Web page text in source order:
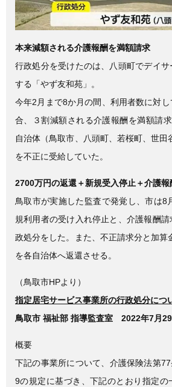
本来減額される介護報酬を満額請求
行政処分を受けたのは、八頭町でデイ
する「やず友和苑」。
今年2月まで8か月の間、利用者数に対
合、３割減額される介護報酬を満額請
自治体（鳥取市、八頭町、若桜町、世田
を不正に受給していた。
2700万円の返還＋新規受入停止＋介護
鳥取市が実施した監査で発覚し、市は8
規利用者の受け入れ停止と、介護報酬
政処分をした。また、不正請求分と加算
を各自治体へ返還させる。
（鳥取市HPより）
指定居宅サービス事業所の行政処分につ
鳥取市 福祉部 指導監査室 2022年7月29
概要
下記の事業所について、介護保険法第
9の規定に基づき、下記のとおり指定の